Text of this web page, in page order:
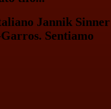
Jannik Sinner
Sentiamo